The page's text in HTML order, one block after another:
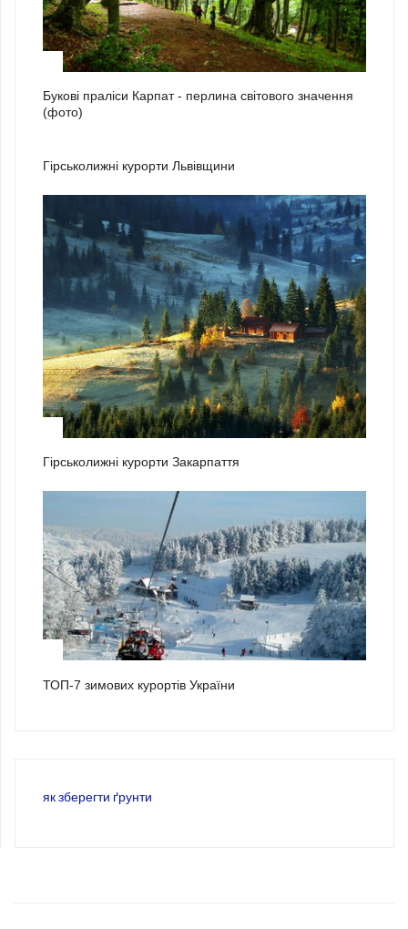
Букові праліси Карпат - перлина світового значення
(фото)
Гірськолижні курорти Львівщини
Гірськолижні курорти Закарпаття
ТОП-7 зимових курортів України
як зберегти ґрунти